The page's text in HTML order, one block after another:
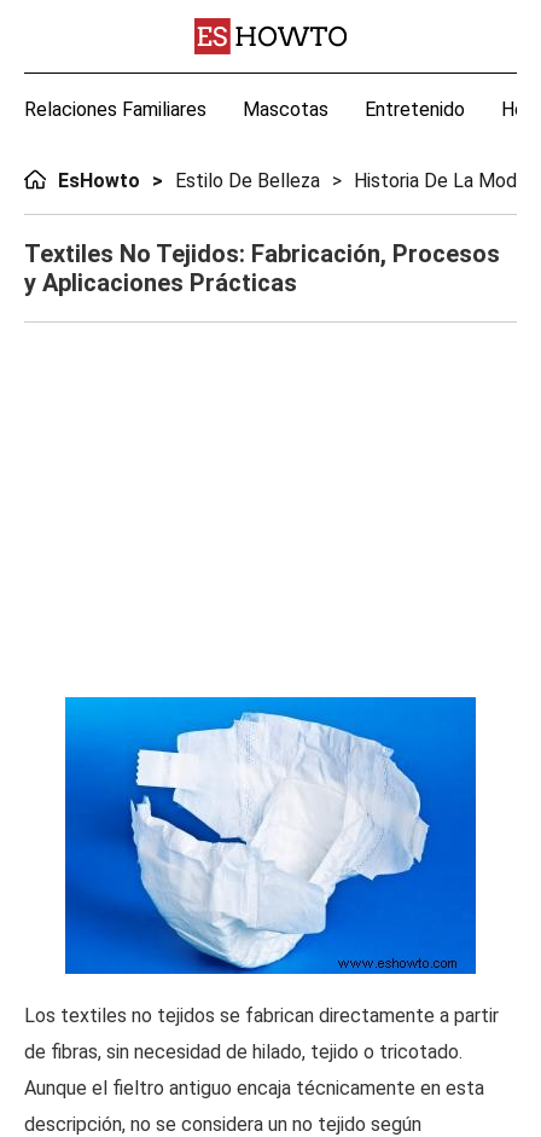
Relaciones Familiares Mascotas Entretenido
EsHowto Estilo De Belleza Historia De La Moda
Textiles No Tejidos: Fabricación, Procesos
y Aplicaciones Prácticas
Los textiles no tejidos se fabrican directamente a partir
de fibras, sin necesidad de hilado, tejido o tricotado.
Aunque el fieltro antiguo encaja técnicamente en esta
descripción, no se considera un no tejido según